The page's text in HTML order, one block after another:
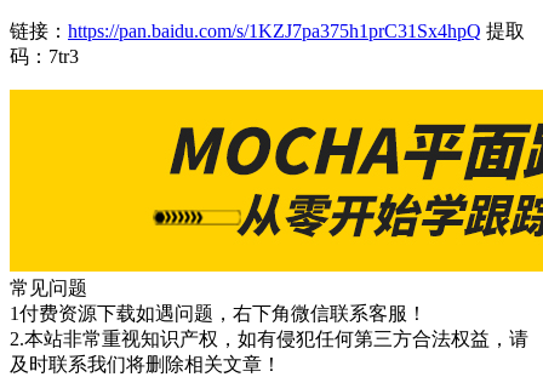
链接： https://pan.baidu.com/s/1KZJ7pa375h1prC31Sx4hpQ 提取
码：7tr3
常见问题
1付费资源下载如遇问题，右下角微信联系客服！
2.本站非常重视知识产权，如有侵犯任何第三方合法权益，请
及时联系我们将删除相关文章！